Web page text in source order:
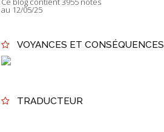
au 12/05/25
VOYANCES ET CONSÉQUENCES
TRADUCTEUR